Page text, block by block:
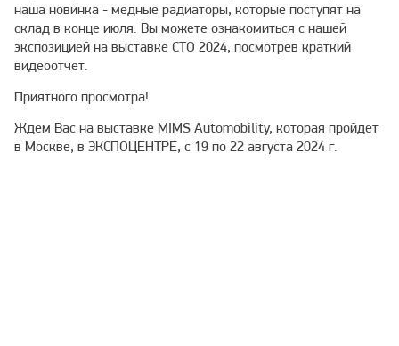
наша новинка - медные радиаторы, которые поступят на
склад в конце июля. Вы можете ознакомиться с нашей
экспозицией на выставке СТО 2024, посмотрев краткий
видеоотчет.
Приятного просмотра!
Ждем Вас на выставке MIMS Automobility, которая пройдет
в Москве, в ЭКСПОЦЕНТРЕ, с 19 по 22 августа 2024 г.